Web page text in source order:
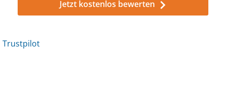
Jetzt kostenlos bewerten
Trustpilot
Trustpilot